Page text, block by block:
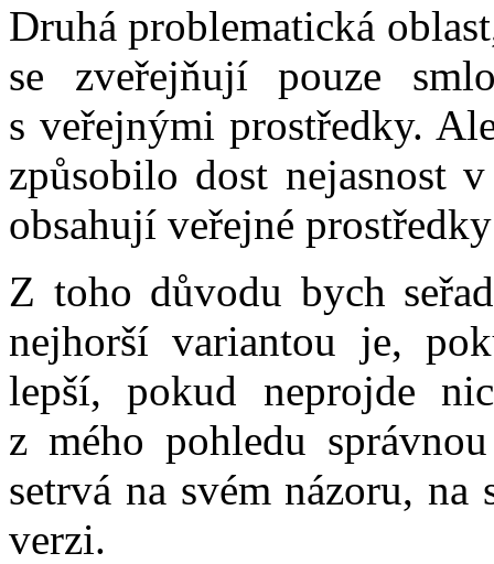
Druhá problematická
se zveřejňují pouze
s veřejnými prostředky.
způsobilo dost nejasnost
obsahují veřejné
Z toho důvodu bych
nejhorší variantou je,
lepší, pokud neprojde
z mého pohledu
setrvá na svém názoru,
verzi.